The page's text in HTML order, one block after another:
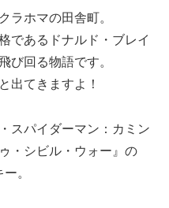
ラホマの田舎町。
であるドナルド・ブレイ
び回る物語です。
出てきますよ！
スパイダーマン：カミン
・シビル・ウォー』の
。